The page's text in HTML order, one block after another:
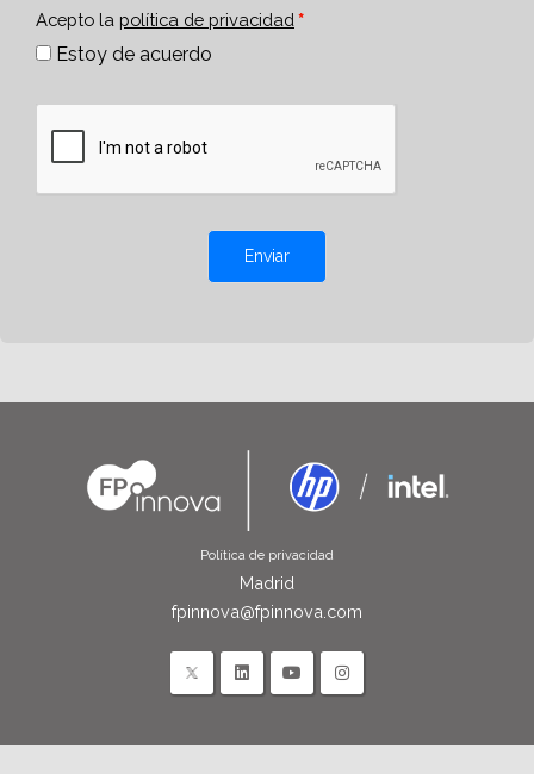
Acepto la política de privacidad
Estoy de acuerdo
Enviar
Política de privacidad
Madrid
fpinnova@fpinnova.com